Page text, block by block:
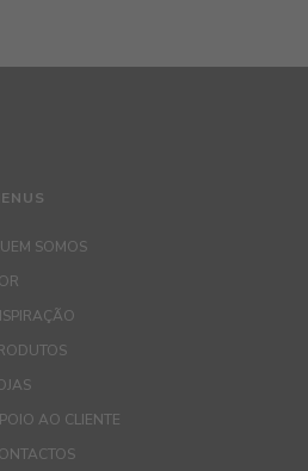
SOMOS
AO CLIENTE